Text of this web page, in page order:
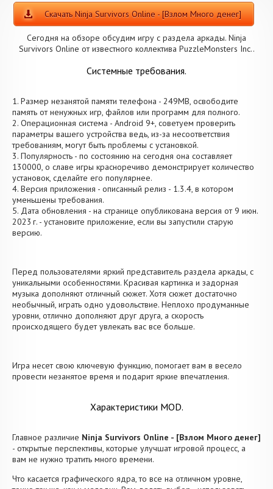
Скачать Ninja Survivors Online - [Взлом Много денег]
Сегодня на обзоре обсудим игру с раздела аркады. Ninja
Survivors Online от известного коллектива PuzzleMonsters Inc..
Системные требования.
1. Размер незанятой памяти телефона - 249MB, освободите
память от ненужных игр, файлов или программ для полного.
2. Операционная система - Android 9+, советуем проверить
параметры вашего устройства ведь, из-за несоответствия
требованиям, могут быть проблемы с установкой.
3. Популярность - по состоянию на сегодня она составляет
130000, о cлаве игры красноречиво демонстрирует количество
установок, сделайте его популярнее.
4. Версия приложения - описанный релиз - 1.3.4, в котором
уменьшены требования.
5. Дата обновления - на странице опубликована версия от 9 июн.
2023 г. - установите приложение, если вы запустили старую
версию.
Перед пользователями яркий представитель раздела аркады, с
уникальными особенностями. Красивая картинка и задорная
музыка дополняют отличный сюжет. Хотя сюжет достаточно
необычный, играть одно удовольствие. Неплохо продуманные
уровни, отлично дополняют друг друга, а скорость
происходящего будет увлекать вас все больше.
Игра несет свою ключевую функцию, помогает вам в весело
провести незанятое время и подарит яркие впечатления.
Характеристики MOD.
Главное различие Ninja Survivors Online - [Взлом Много денег]
- открытые перспективы, которые улучшат игровой процесс, а
вам не нужно тратить много времени.
Что касается графического ядра, то все на отличном уровне,